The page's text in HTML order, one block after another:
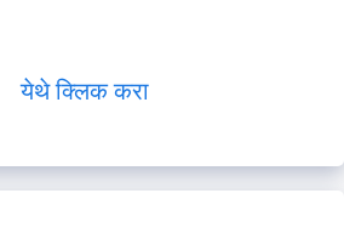
येथे क्लिक करा